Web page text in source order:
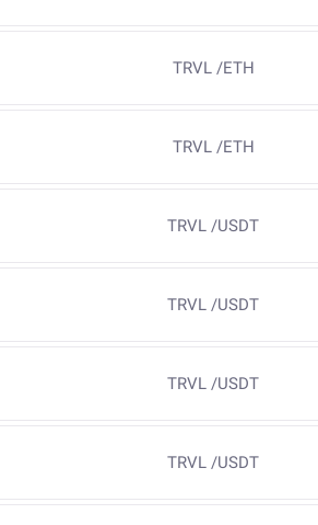
TRVL /ETH
TRVL /ETH
TRVL /USDT
TRVL /USDT
TRVL /USDT
TRVL /USDT